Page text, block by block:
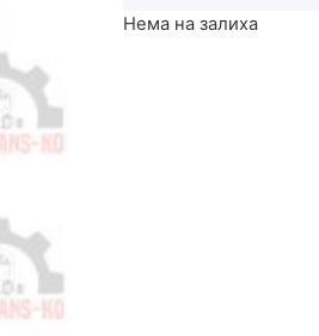
Нема на залиха